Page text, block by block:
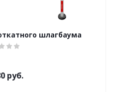
шлагбаума
руб.